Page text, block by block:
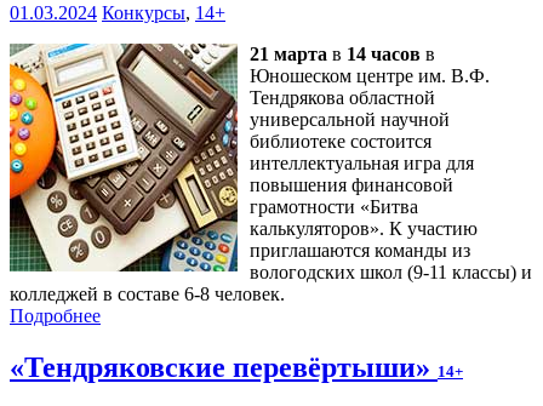
01.03.2024 Конкурсы, 14+
21 марта в 14 часов в
Юношеском центре им. В.Ф.
Тендрякова областной
универсальной научной
библиотеке состоится
интеллектуальная игра для
повышения финансовой
грамотности «Битва
калькуляторов». К участию
приглашаются команды из
вологодских школ (9-11 классы) и
колледжей в составе 6-8 человек.
Подробнее
«Тендряковские перевёртыши» 14+